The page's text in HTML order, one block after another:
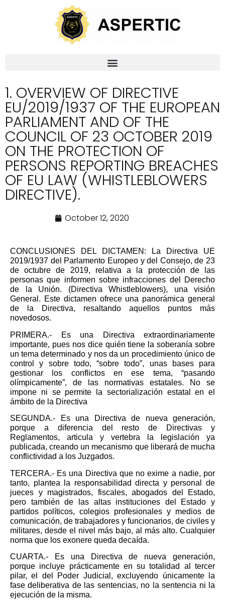
1. OVERVIEW OF DIRECTIVE
EU/2019/1937 OF THE EUROPEAN
PARLIAMENT AND OF THE
COUNCIL OF 23 OCTOBER 2019
ON THE PROTECTION OF
PERSONS REPORTING BREACHES
OF EU LAW (WHISTLEBLOWERS
DIRECTIVE).
October 12, 2020
CONCLUSIONES DEL DICTAMEN: La Directiva UE
2019/1937 del Parlamento Europeo y del Consejo, de 23
de octubre de 2019, relativa a la protección de las
personas que informen sobre infracciones del Derecho
de la Unión. (Directiva Whistleblowers), una visión
General. Este dictamen ofrece una panorámica general
de la Directiva, resaltando aquellos puntos más
novedosos.
PRIMERA.- Es una Directiva extraordinariamente
importante, pues nos dice quién tiene la soberanía sobre
un tema determinado y nos da un procedimiento único de
control y sobre todo, “sobre todo”, unas bases para
gestionar los conflictos en ese tema, “pasando
olímpicamente”, de las normativas estatales. No se
impone ni se permite la sectorialización estatal en el
ámbito de la Directiva
SEGUNDA.- Es una Directiva de nueva generación,
porque a diferencia del resto de Directivas y
Reglamentos, articula y vertebra la legislación ya
publicada, creando un mecanismo que liberará de mucha
conflictividad a los Juzgados.
TERCERA.- Es una Directiva que no exime a nadie, por
tanto, plantea la responsabilidad directa y personal de
jueces y magistrados, fiscales, abogados del Estado,
pero también de las altas instituciones del Estado y
partidos políticos, colegios profesionales y medios de
comunicación, de trabajadores y funcionarios, de civiles y
militares, desde el nivel más bajo, al más alto. Cualquier
norma que los exonere queda decaída.
CUARTA.- Es una Directiva de nueva generación,
porque incluye prácticamente en su totalidad al tercer
pilar, el del Poder Judicial, excluyendo únicamente la
fase deliberativa de las sentencias, no la sentencia ni la
ejecución de la misma.